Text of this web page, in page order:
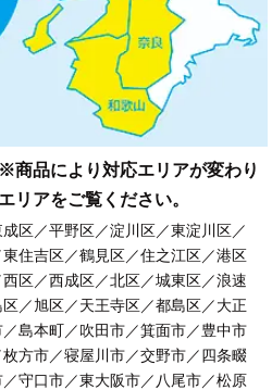
品により対応エリアが変わり
リアをご覧ください。
区／平野区／淀川区／東淀川区／
住吉区／鶴見区／住之江区／港区
区／西成区／北区／城東区／浪速
／旭区／天王寺区／都島区／大正
島本町／吹田市／箕面市／豊中市
方市／寝屋川市／交野市／四条畷
守口市／東大阪市／八尾市／松原